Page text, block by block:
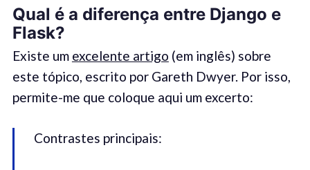
Qual é a diferença entreDjango e
Flask?
Existe um excelente artigo (em inglês) sobre
este tópico, escrito por Gareth Dwyer. Por isso,
permite-me que coloque aqui um excerto:
Contrastes principais: